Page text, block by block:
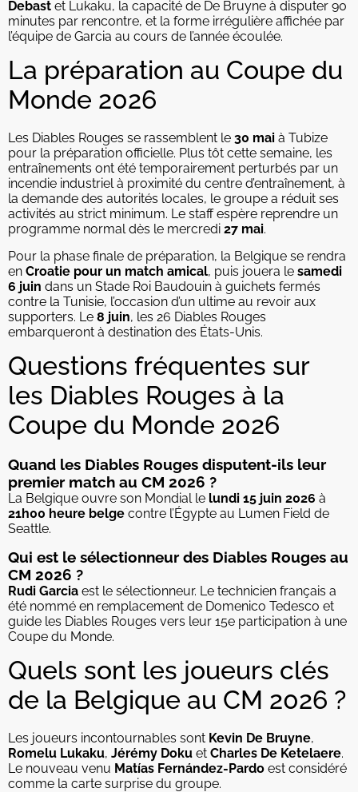
Debast et Lukaku, la capacité de De Bruyne à disputer 90
minutes par rencontre, et la forme irrégulière affichée par
l’équipe de Garcia au cours de l’année écoulée.
La préparation au Coupe du
Monde 2026
Les Diables Rouges se rassemblent le 30 mai à Tubize
pour la préparation officielle. Plus tôt cette semaine, les
entraînements ont été temporairement perturbés par un
incendie industriel à proximité du centre d’entraînement, à
la demande des autorités locales, le groupe a réduit ses
activités au strict minimum. Le staff espère reprendre un
programme normal dès le mercredi 27 mai.
Pour la phase finale de préparation, la Belgique se rendra
en Croatie pour un match amical, puis jouera le samedi
6 juin dans un Stade Roi Baudouin à guichets fermés
contre la Tunisie, l’occasion d’un ultime au revoir aux
supporters. Le 8 juin, les 26 Diables Rouges
embarqueront à destination des États-Unis.
Questions fréquentes sur
les Diables Rouges à la
Coupe du Monde 2026
Quand les Diables Rouges disputent-ils leur
premier match au CM 2026 ?
La Belgique ouvre son Mondial le lundi 15 juin 2026 à
21h00 heure belge contre l’Égypte au Lumen Field de
Seattle.
Qui est le sélectionneur des Diables Rouges au
CM 2026 ?
Rudi Garcia est le sélectionneur. Le technicien français a
été nommé en remplacement de Domenico Tedesco et
guide les Diables Rouges vers leur 15e participation à une
Coupe du Monde.
Quels sont les joueurs clés
de la Belgique au CM 2026 ?
Les joueurs incontournables sont Kevin De Bruyne,
Romelu Lukaku, Jérémy Doku et Charles De Ketelaere.
Le nouveau venu Matías Fernández-Pardo est considéré
comme la carte surprise du groupe.